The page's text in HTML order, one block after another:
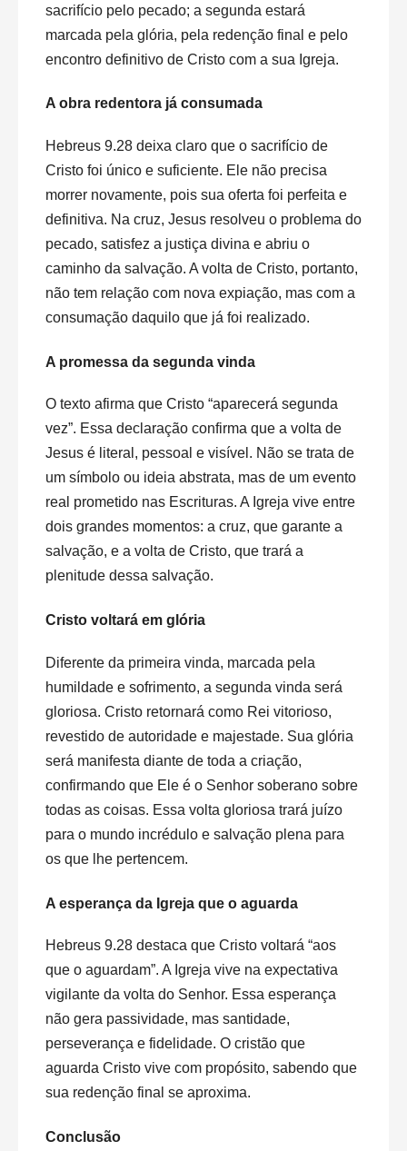
sacrifício pelo pecado; a segunda estará
marcada pela glória, pela redenção final e pelo
encontro definitivo de Cristo com a sua Igreja.
A obra redentora já consumada
Hebreus 9.28 deixa claro que o sacrifício de
Cristo foi único e suficiente. Ele não precisa
morrer novamente, pois sua oferta foi perfeita e
definitiva. Na cruz, Jesus resolveu o problema do
pecado, satisfez a justiça divina e abriu o
caminho da salvação. A volta de Cristo, portanto,
não tem relação com nova expiação, mas com a
consumação daquilo que já foi realizado.
A promessa da segunda vinda
O texto afirma que Cristo “aparecerá segunda
vez”. Essa declaração confirma que a volta de
Jesus é literal, pessoal e visível. Não se trata de
um símbolo ou ideia abstrata, mas de um evento
real prometido nas Escrituras. A Igreja vive entre
dois grandes momentos: a cruz, que garante a
salvação, e a volta de Cristo, que trará a
plenitude dessa salvação.
Cristo voltará em glória
Diferente da primeira vinda, marcada pela
humildade e sofrimento, a segunda vinda será
gloriosa. Cristo retornará como Rei vitorioso,
revestido de autoridade e majestade. Sua glória
será manifesta diante de toda a criação,
confirmando que Ele é o Senhor soberano sobre
todas as coisas. Essa volta gloriosa trará juízo
para o mundo incrédulo e salvação plena para
os que lhe pertencem.
A esperança da Igreja que o aguarda
Hebreus 9.28 destaca que Cristo voltará “aos
que o aguardam”. A Igreja vive na expectativa
vigilante da volta do Senhor. Essa esperança
não gera passividade, mas santidade,
perseverança e fidelidade. O cristão que
aguarda Cristo vive com propósito, sabendo que
sua redenção final se aproxima.
Conclusão